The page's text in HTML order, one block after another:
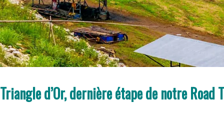
d’Or, dernière étape de notre Road